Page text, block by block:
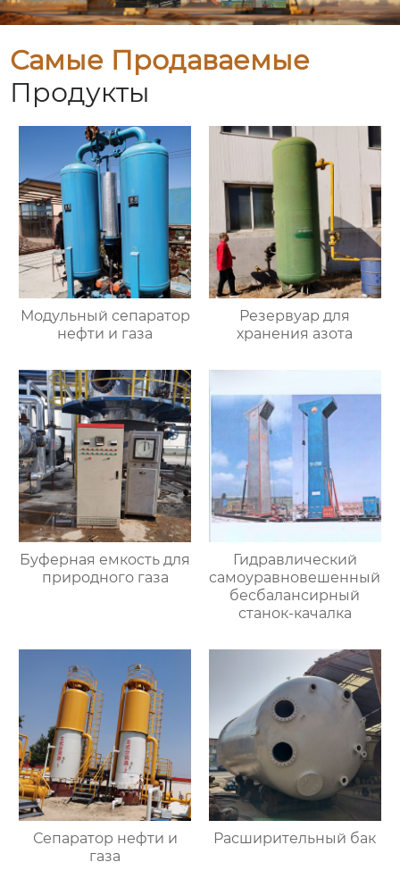
Самые Продаваемые
Продукты
Модульный сепаратор
нефти и газа
Резервуар для
хранения азота
Буферная емкость для
природного газа
Гидравлический
самоуравновешенный
бесбалансирный
станок-качалка
Сепаратор нефти и
газа
Расширительный бак